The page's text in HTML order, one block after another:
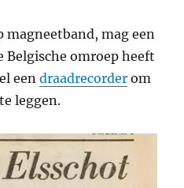
magneetband, mag een
omroep heeft
eendraadrecorder om
leggen.